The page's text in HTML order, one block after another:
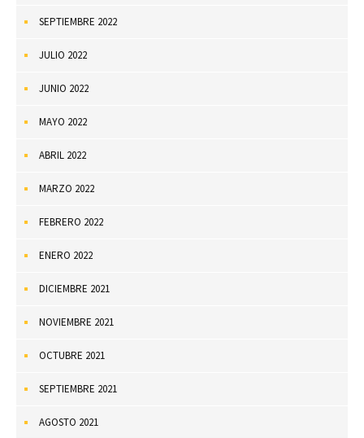
SEPTIEMBRE 2022
JULIO 2022
JUNIO 2022
MAYO 2022
ABRIL 2022
MARZO 2022
FEBRERO 2022
ENERO 2022
DICIEMBRE 2021
NOVIEMBRE 2021
OCTUBRE 2021
SEPTIEMBRE 2021
AGOSTO 2021